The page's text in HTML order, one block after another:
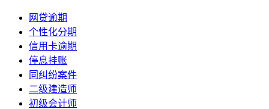
网贷逾期
个性化分期
信用卡逾期
停息挂账
同纠纷案件
二级建造师
初级会计师